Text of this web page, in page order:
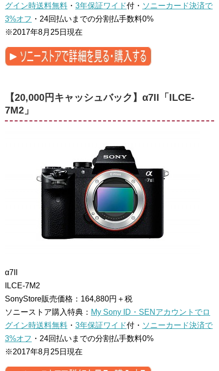
グイン時送料無料 ・ 3年保証ワイド付・ ソニーカード決済で
3%オフ ・24回払いまでの分割払手数料0%
※2017年8月25日現在
【20,000円キャッシュバック】α7II「ILCE-
7M2」
α7II
ILCE-7M2
SonyStore販売価格：164,880円＋税
ソニーストア購入特典： My Sony ID・SENアカウントでロ
グイン時送料無料 ・ 3年保証ワイド付・ ソニーカード決済で
3%オフ ・24回払いまでの分割払手数料0%
※2017年8月25日現在